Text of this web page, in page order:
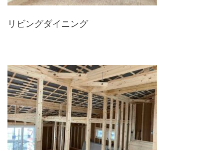
リビングダイニング